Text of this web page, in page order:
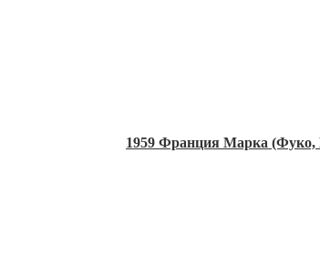
1959 Франция Марка (Фуко,